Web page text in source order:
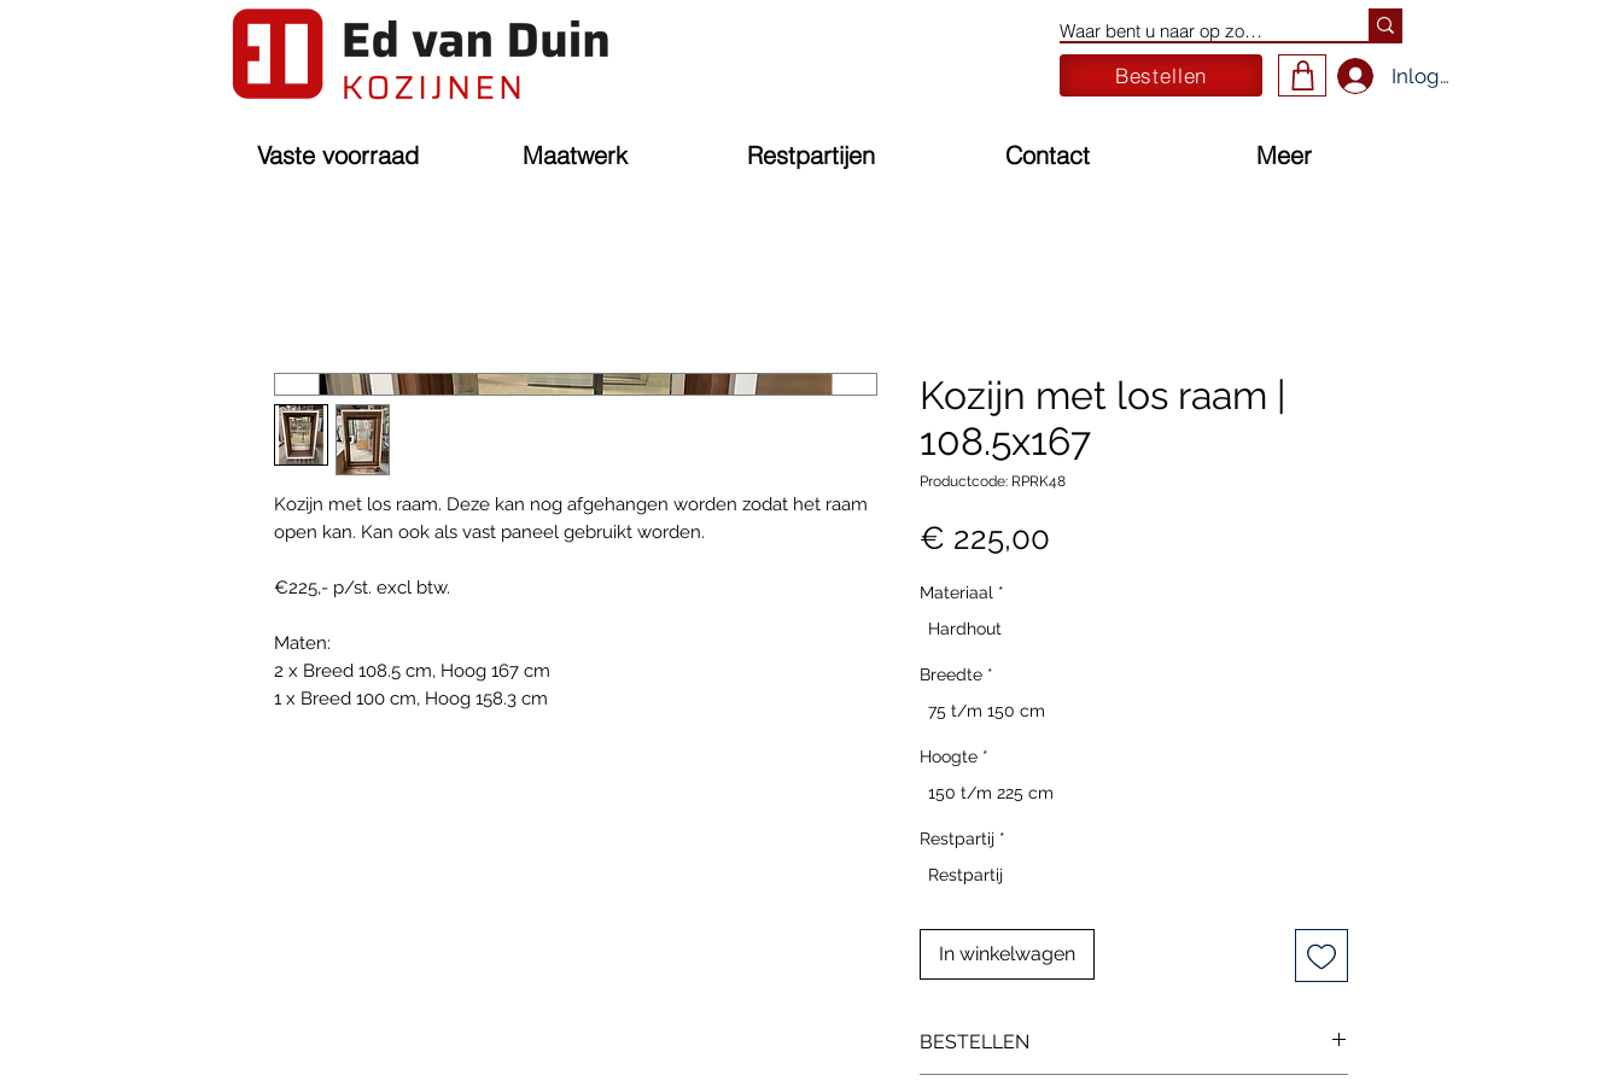
Bestellen Inloggen
Vaste voorraad Maatwerk Restpartijen Contact Meer
Kozijn met los raam. Deze kan nog afgehangen worden zodat het raam
open kan. Kan ook als vast paneel gebruikt worden.
€225,- p/st. excl btw.
Maten:
2 x Breed 108.5 cm, Hoog 167 cm
1 x Breed 100 cm, Hoog 158.3 cm
Kozijn met los raam |
108.5x167
Productcode: RPRK48
€ 225,00
Materiaal *
Hardhout
Breedte *
75 t/m 150 cm
Hoogte *
150 t/m 225 cm
Restpartij *
Restpartij
In winkelwagen
BESTELLEN